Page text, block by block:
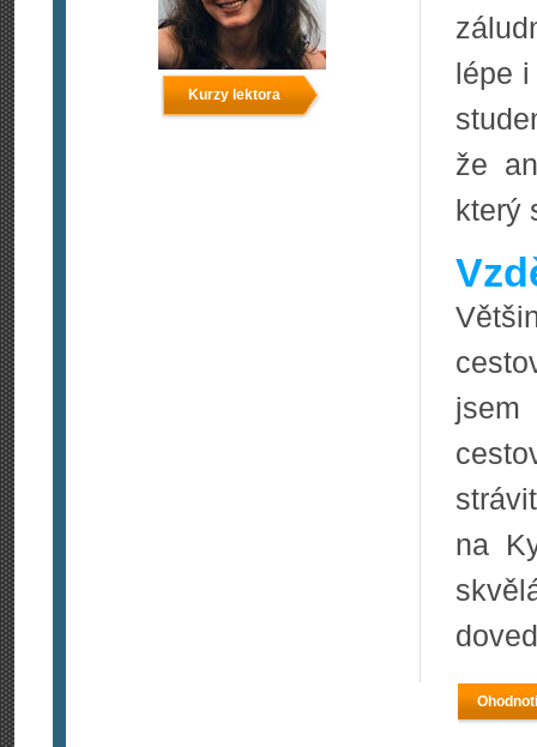
Kurzy lektora
lépe
že
který
na